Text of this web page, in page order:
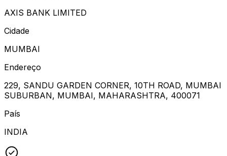
AXIS BANK LIMITED
Cidade
MUMBAI
Endereço
229, SANDU GARDEN CORNER, 10TH ROAD, MUMBAI
SUBURBAN, MUMBAI, MAHARASHTRA, 400071
País
INDIA